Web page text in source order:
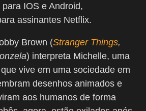
IOS e Android,
assinantes Netflix.
Brown (Stranger Things,
) interpreta Michelle, uma
vive em uma sociedade em
desenhos animados e
aos humanos de forma